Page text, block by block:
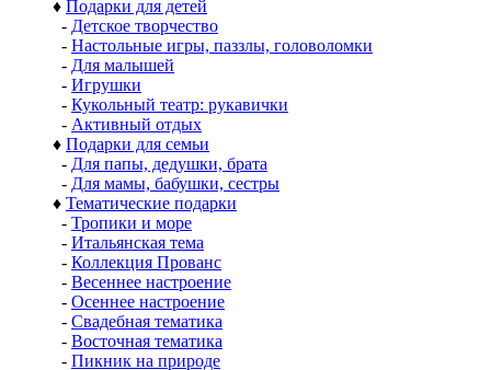
♦ Подарки для детей
- Детское творчество
- Настольные игры, паззлы, головоломки
- Для малышей
- Игрушки
- Кукольный театр: рукавички
- Активный отдых
♦ Подарки для семьи
- Для папы, дедушки, брата
- Для мамы, бабушки, сестры
♦ Тематические подарки
- Тропики и море
- Итальянская тема
- Коллекция Прованс
- Весеннее настроение
- Осеннее настроение
- Свадебная тематика
- Восточная тематика
- Пикник на природе